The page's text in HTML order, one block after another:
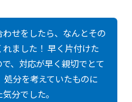
せをしたら、なんとその
ました！ 早く片付けた
、対応が早く親切でとて
処分を考えていたものに
分でした。